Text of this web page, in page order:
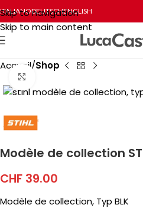
Skip to navigation
Skip to main content
ITALIANODEUTSCHENGLISH
Accueil Shop
Modèle de collection
CHF 39.00
Modèle de collection, Typ BLK